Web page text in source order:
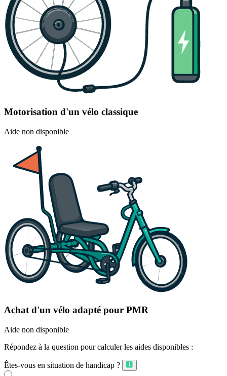
Motorisation d'un vélo classique
Aide non disponible
Achat d'un vélo adapté pour PMR
Aide non disponible
Répondez à la question pour calculer les aides disponibles :
Êtes-vous en situation de handicap ?